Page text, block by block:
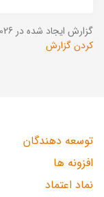
گزارش ایجاد شده در 2026-08-07 ساعت 08:39:11 (UTC +03:30).
کردن گزارش
توسعه دهندگان
افزونه ها
نماد اعتماد